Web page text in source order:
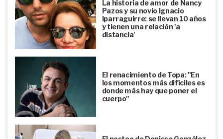
La historia de amor de Nancy
Pazos y su novio Ignacio
Iparraguirre: se llevan 10 años
y tienen una relación 'a
distancia'
El renacimiento de Topa: "En
los momentos más difíciles es
donde más hay que poner el
cuerpo"